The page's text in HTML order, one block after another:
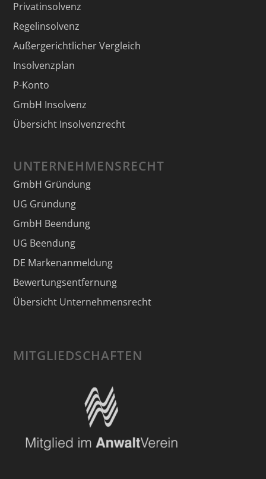
Privatinsolvenz
Regelinsolvenz
Außergerichtlicher Vergleich
Insolvenzplan
P-Konto
GmbH Insolvenz
Übersicht Insolvenzrecht
UNTERNEHMENSRECHT
GmbH Gründung
UG Gründung
GmbH Beendung
UG Beendung
DE Markenanmeldung
Bewertungsentfernung
Übersicht Unternehmensrecht
MITGLIEDSCHAFTEN